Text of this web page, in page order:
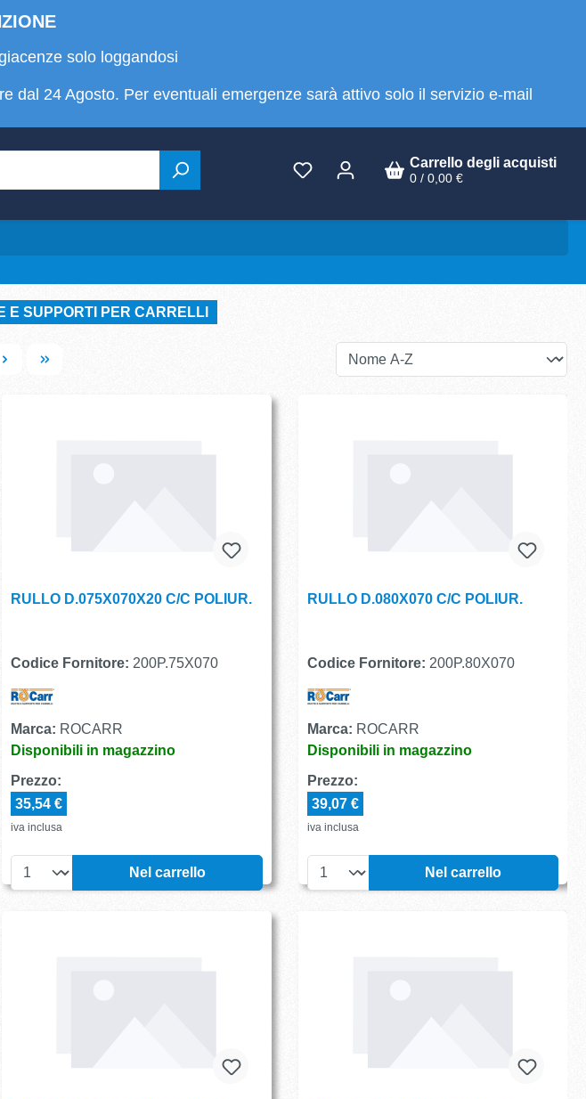
solo loggandosi
dal 24 Agosto. Per eventuali emergenze sarà attivo solo il servizio e-mail
Carrello degli acquisti
0 / 0,00 €
E SUPPORTI PER CARRELLI
RULLO D.075X070X20 C/C POLIUR.
Codice Fornitore: 200P.75X070
Marca: ROCARR
Disponibili in magazzino
Prezzo:
35,54 €
iva inclusa
Nel carrello
RULLO D.080X070 C/C POLIUR.
Codice Fornitore: 200P.80X070
Marca: ROCARR
Disponibili in magazzino
Prezzo:
39,07 €
iva inclusa
Nel carrello